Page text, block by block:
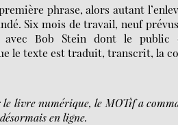
phrase, alors autant
Six mois de travail, neuf
avec Bob Stein dont le
le texte est traduit, transcrit, la
le livre numérique, le MOTif a
en ligne.